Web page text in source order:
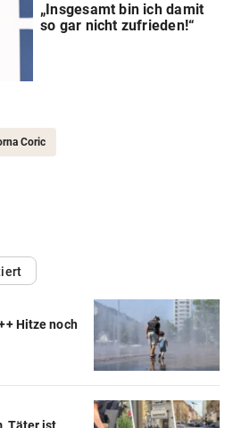
„Insgesamt bin ich damit
so gar nicht zufrieden!“
Coric
Hitze noch